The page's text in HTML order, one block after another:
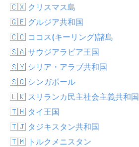
🇨🇽 クリスマス島
🇬🇪 グルジア共和国
🇨🇨 ココス(キーリング)諸島
🇸🇦 サウジアラビア王国
🇸🇾 シリア・アラブ共和国
🇸🇬 シンガポール
🇱🇰 スリランカ民主社会主義共和国
🇹🇭 タイ王国
🇹🇯 タジキスタン共和国
🇹🇲 トルクメニスタン